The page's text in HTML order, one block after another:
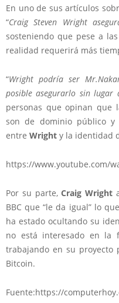
En uno de sus artículos
“Craig Steven Wright
sosteniendo que pese a
realidad requerirá más
“Wright podría ser
posible asegurarlo sin lugar
personas que opinan que
son de dominio público y
entre Wright y la identidad
https://www.youtube.com/
Por su parte,Craig Wright
BBC que “le da igual” lo
ha estado ocultando su
no está interesado en la
trabajando en su proyecto
Bitcoin.
Fuente:https://